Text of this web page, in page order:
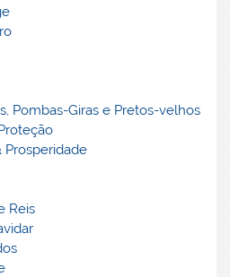
Pombas-Giras e Pretos-velhos
Prosperidade
Reis